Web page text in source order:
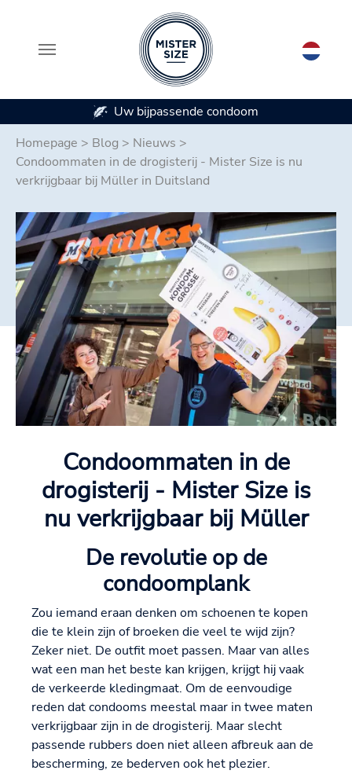
bijpassende condoom
Homepage > Blog > Nieuws >
Condoommaten in de drogisterij - Mister Size is nu
verkrijgbaar bij Müller in Duitsland
Condoommaten in de
drogisterij - Mister Size is
nu verkrijgbaar bij Müller
De revolutie op de
condoomplank
Zou iemand eraan denken om schoenen te kopen
die te klein zijn of broeken die veel te wijd zijn?
Zeker niet. De outfit moet passen. Maar van alles
wat een man het beste kan krijgen, krijgt hij vaak
de verkeerde kledingmaat. Om de eenvoudige
reden dat condooms meestal maar in twee maten
verkrijgbaar zijn in de drogisterij. Maar slecht
passende rubbers doen niet alleen afbreuk aan de
bescherming, ze bederven ook het plezier.